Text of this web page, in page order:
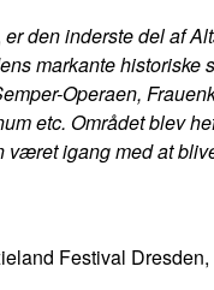
er den inderste del af
markante historiske
Operaen,
etc. Området blev
været igang med at
Festival Dresden,